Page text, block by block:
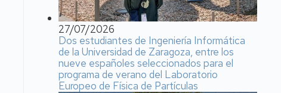
27/07/2026
Dos estudiantes de Ingeniería Informática
de la Universidad de Zaragoza, entre los
nueve españoles seleccionados para el
programa de verano del Laboratorio
Europeo de Física de Partículas